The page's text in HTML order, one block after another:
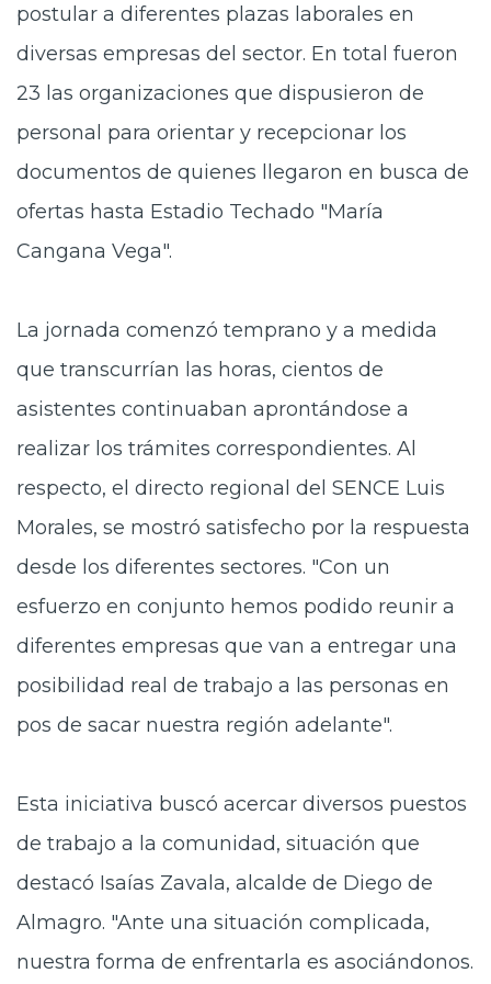
postular a diferentes plazas laborales en
diversas empresas del sector. En total fueron
23 las organizaciones que dispusieron de
personal para orientar y recepcionar los
documentos de quienes llegaron en busca de
ofertas hasta Estadio Techado "María
Cangana Vega".
La jornada comenzó temprano y a medida
que transcurrían las horas, cientos de
asistentes continuaban aprontándose a
realizar los trámites correspondientes. Al
respecto, el directo regional del SENCE Luis
Morales, se mostró satisfecho por la respuesta
desde los diferentes sectores. "Con un
esfuerzo en conjunto hemos podido reunir a
diferentes empresas que van a entregar una
posibilidad real de trabajo a las personas en
pos de sacar nuestra región adelante".
Esta iniciativa buscó acercar diversos puestos
de trabajo a la comunidad, situación que
destacó Isaías Zavala, alcalde de Diego de
Almagro. "Ante una situación complicada,
nuestra forma de enfrentarla es asociándonos.